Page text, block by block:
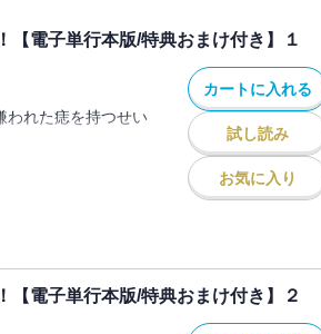
【電子単行本版/特典おまけ付き】１
われた痣を持つせい
女・リズが代わり
外の世界に目を輝か
によって花嫁の座
カートに入れる
試し読み
お気に入り
【電子単行本版/特典おまけ付き】２